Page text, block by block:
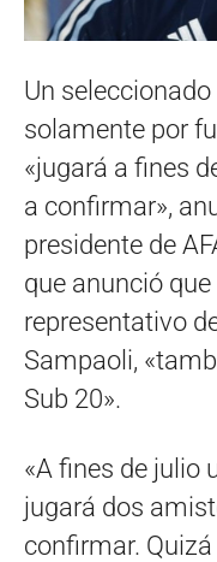
Un
solamente por
«jugará a fines
a confirmar»,
presidente de
que anunció que
representativo
Sampaoli,
Sub 20».
«A fines de julio
jugará dos
confirmar.